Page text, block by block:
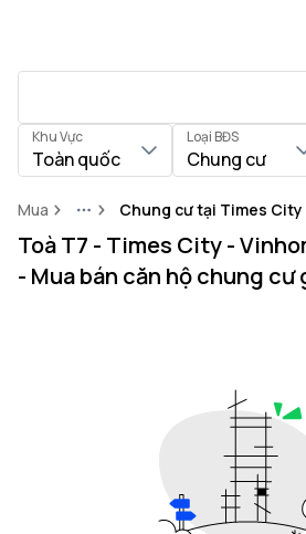
Khu Vực
Toàn quốc
Loại BĐS
Chung cư
Mua MoreChung cư tại Times City
Toà T7 - Times City -
- Mua bán căn hộ chung